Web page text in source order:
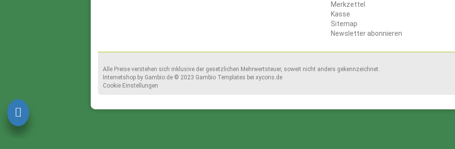
Merkzettel
Kasse
Sitemap
Newsletter abonnieren
Alle Preise verstehen sich inklusive der gesetzlichen Mehrwertsteuer, soweit nicht anders gekennzeichnet.
Internetshop by Gambio.de © 2023 Gambio Templates bei xycons.de
Cookie Einstellungen